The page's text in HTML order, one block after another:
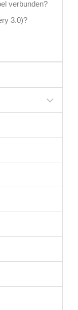
verbunden?
3.0)?